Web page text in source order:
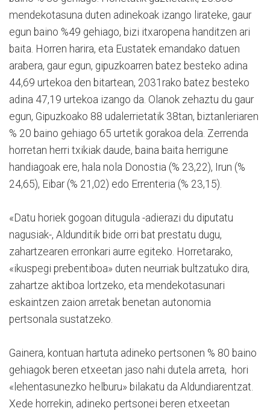
mendekotasuna duten adinekoak izango lirateke, gaur
egun baino %49 gehiago, bizi itxaropena handitzen ari
baita. Horren harira, eta Eustatek emandako datuen
arabera, gaur egun, gipuzkoarren batez besteko adina
44,69 urtekoa den bitartean, 2031rako batez besteko
adina 47,19 urtekoa izango da. Olanok zehaztu du gaur
egun, Gipuzkoako 88 udalerrietatik 38tan, biztanleriaren
% 20 baino gehiago 65 urtetik gorakoa dela. Zerrenda
horretan herri txikiak daude, baina baita herrigune
handiagoak ere, hala nola Donostia (% 23,22), Irun (%
24,65), Eibar (% 21,02) edo Errenteria (% 23,15).
«Datu horiek gogoan ditugula -adierazi du diputatu
nagusiak-, Aldunditik bide orri bat prestatu dugu,
zahartzearen erronkari aurre egiteko. Horretarako,
«ikuspegi prebentiboa» duten neurriak bultzatuko dira,
zahartze aktiboa lortzeko, eta mendekotasunari
eskaintzen zaion arretak benetan autonomia
pertsonala sustatzeko.
Gainera, kontuan hartuta adineko pertsonen % 80 baino
gehiagok beren etxeetan jaso nahi dutela arreta, hori
«lehentasunezko helburu» bilakatu da Aldundiarentzat.
Xede horrekin, adineko pertsonei beren etxeetan